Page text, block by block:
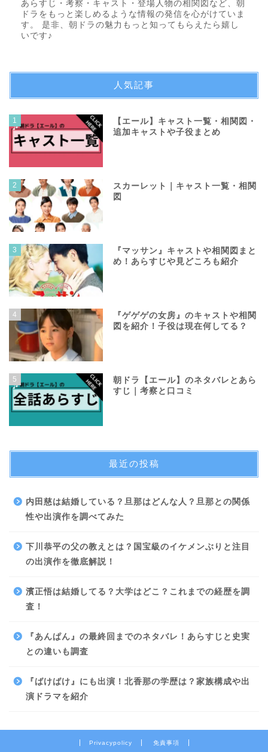
あらすじ・考察・キャスト・登場人物の相関図など、朝
ドラをもっと楽しめるような情報の発信を心がけていま
す。 是非、朝ドラの魅力もっと知ってもらえたら嬉し
いです♪
人気記事
1
【エール】キャスト一覧・相関図・
追加キャストや子役まとめ
2
スカーレット｜キャスト一覧・相関
図
3
『マッサン』キャストや相関図まと
め！あらすじや見どころも紹介
4
『ゲゲゲの女房』のキャストや相関
図を紹介！子役は現在何してる？
5
朝ドラ【エール】のネタバレとあら
すじ｜考察と口コミ
最近の投稿
内田慈は結婚している？旦那はどんな人？旦那との関係
性や出演作を調べてみた
下川恭平の父の教えとは？国宝級のイケメンぶりと注目
の出演作を徹底解説！
濱正悟は結婚してる？大学はどこ？これまでの経歴を調
査！
『あんぱん』の最終回までのネタバレ！あらすじと史実
との違いも調査
『ばけばけ』にも出演！北香那の学歴は？家族構成や出
演ドラマを紹介
Privacypolicy 免責事項